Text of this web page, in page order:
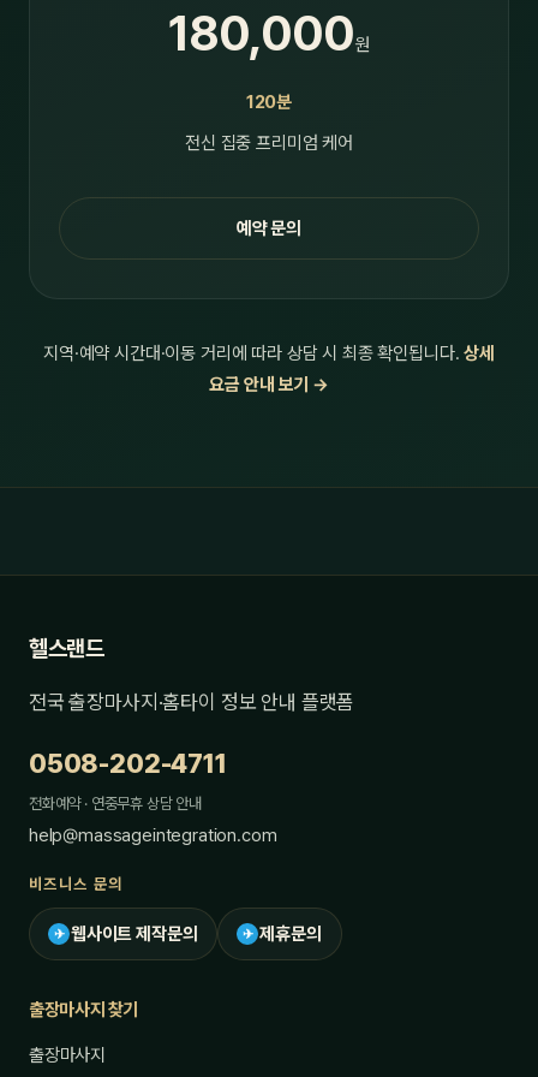
180,000원
120분
전신 집중 프리미엄 케어
예약 문의
지역·예약 시간대·이동 거리에 따라 상담 시 최종 확인됩니다.상세
요금 안내 보기 →
헬스랜드
전국 출장마사지·홈타이 정보 안내 플랫폼
0508-202-4711
전화예약 · 연중무휴 상담 안내
help@massageintegration.com
비즈니스 문의
✈ 웹사이트 제작문의 ✈ 제휴문의
출장마사지 찾기
출장마사지